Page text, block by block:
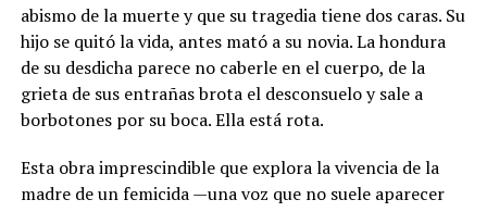
abismo de la muerte y que su tragedia tiene dos caras. Su
hijo se quitó la vida, antes mató a su novia. La hondura
de su desdicha parece no caberle en el cuerpo, de la
grieta de sus entrañas brota el desconsuelo y sale a
borbotones por su boca. Ella está rota.
Esta obra imprescindible que explora la vivencia de la
madre de un femicida —una voz que no suele aparecer